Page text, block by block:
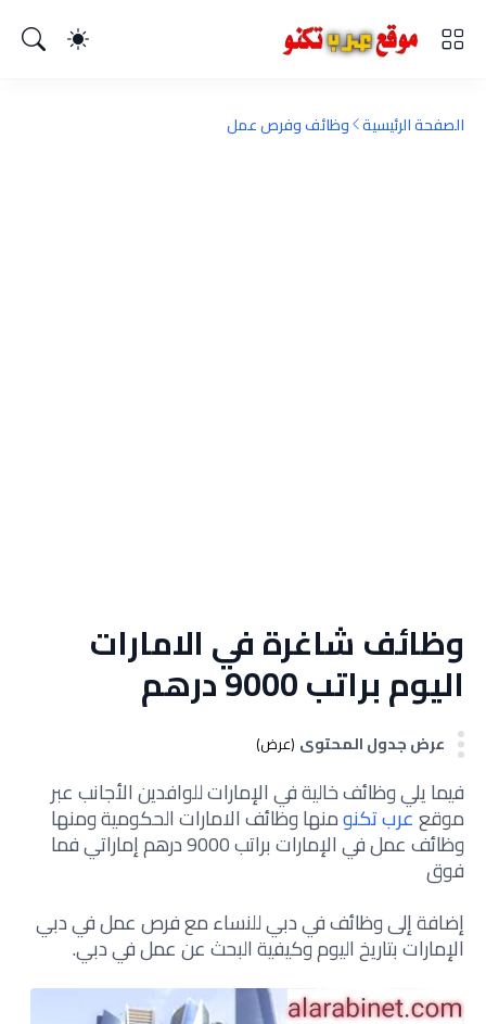
الصفحة الرئيسية وظائف وفرص عمل
وظائف شاغرة في الامارات
اليوم براتب 9000 درهم
عرض جدول المحتوى (عرض)
فيما يلي وظائف خالية في الإمارات للوافدين الأجانب عبر
موقععرب تكنومنها وظائف الامارات الحكومية ومنها
وظائف عمل في الإمارات براتب 9000 درهم إماراتي فما
فوق
إضافة إلى وظائف في دبي للنساء مع فرص عمل في دبي
الإمارات بتاريخ اليوم وكيفية البحث عن عمل في دبي.